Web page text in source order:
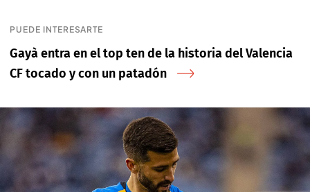
PUEDE INTERESARTE
Gayà entra en el top ten de la historia del Valencia
CF tocado y con un patadón